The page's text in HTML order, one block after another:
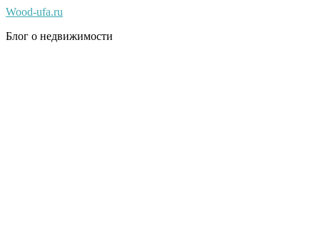
Wood-ufa.ru
Блог о недвижимости